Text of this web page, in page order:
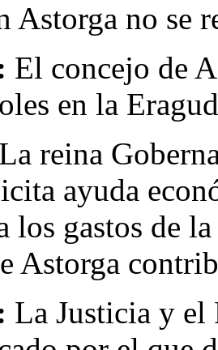
Astorga no se
El concejo de
en la
La reina
ayuda
los gastos de
Astorga
La Justicia y el